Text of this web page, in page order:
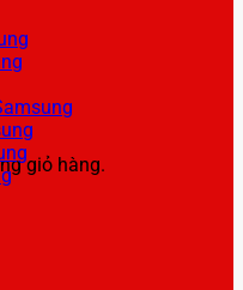
giỏ hàng.